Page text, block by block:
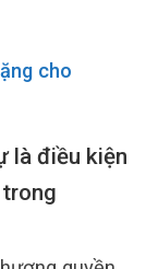
cho
là điều kiện